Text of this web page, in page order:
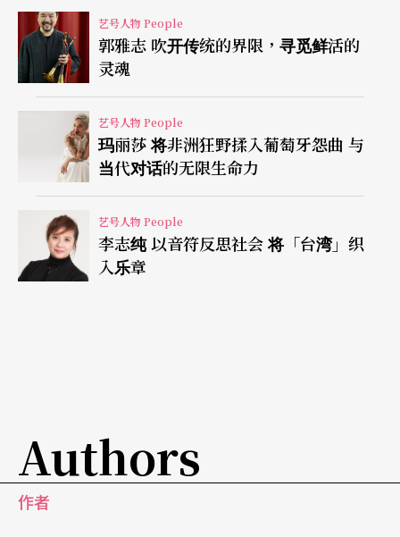
成》，即使都是绝佳的作品，但他们不管是篇幅，
或者情感上，都是比较「小型」的。我个人甚至觉
得，舒伯特之所以没有完成《未完成》，是因为他
知道这部作品终将无法发展成如他所冀望的「贝多
芬规模」。而有趣的是，除了C大调交响曲外，他反
而在晚期的室内乐，包括弦乐四重奏、弦乐五重
奏、钢琴三重奏里，达到了贝多芬的交响规模。因
此，对我来说，这部交响曲是百分之百舒伯特的。
格纳的影响多。他是很仰慕华格纳，但应是针对华
格纳在全欧洲的成功，那是布鲁克纳所无法得到
的。我不认为布鲁克纳对华格纳的歌剧了解太多。
艺号人物 People
郭雅志 吹开传统的界限，寻觅鲜活的
灵魂
艺号人物 People
玛丽莎 将非洲狂野揉入葡萄牙怨曲 与
当代对话的无限生命力
艺号人物 People
李志纯 以音符反思社会 将「台湾」织
入乐章
Authors
作者